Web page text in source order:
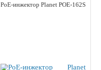
PoE-инжектор Planet POE-162S